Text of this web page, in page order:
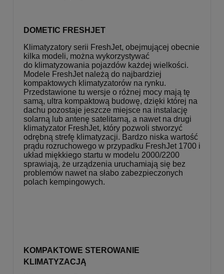
DOMETIC FRESHJET
Klimatyzatory serii FreshJet, obejmującej obecnie
kilka modeli, można wykorzystywać
do klimatyzowania pojazdów każdej wielkości.
Modele FreshJet należą do najbardziej
kompaktowych klimatyzatorów na rynku.
Przedstawione tu wersje o różnej mocy mają tę
samą, ultra kompaktową budowę, dzięki której na
dachu pozostaje jeszcze miejsce na instalację
solarną lub antenę satelitarną, a nawet na drugi
klimatyzator FreshJet, który pozwoli stworzyć
odrębną strefę klimatyzacji. Bardzo niska wartość
prądu rozruchowego w przypadku FreshJet 1700 i
układ miękkiego startu w modelu 2000/2200
sprawiają, że urządzenia uruchamiają się bez
problemów nawet na słabo zabezpieczonych
polach kempingowych.
KOMPAKTOWE STEROWANIE
KLIMATYZACJĄ